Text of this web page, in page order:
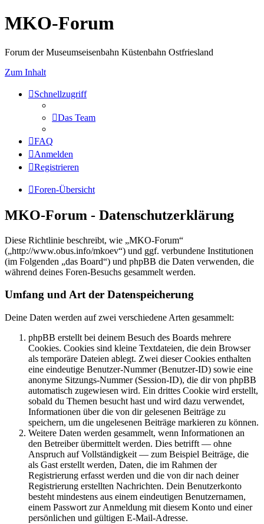
MKO-Forum
Forum der Museumseisenbahn Küstenbahn Ostfriesland
Zum Inhalt
Schnellzugriff
Das Team
FAQ
Anmelden
Registrieren
Foren-Übersicht
MKO-Forum - Datenschutzerklärung
Diese Richtlinie beschreibt, wie „MKO-Forum“
(„http://www.obus.info/mkoev“) und ggf. verbundene Institutionen
(im Folgenden „das Board“) und phpBB die Daten verwenden, die
während deines Foren-Besuchs gesammelt werden.
Umfang und Art der Datenspeicherung
Deine Daten werden auf zwei verschiedene Arten gesammelt:
phpBB erstellt bei deinem Besuch des Boards mehrere
Cookies. Cookies sind kleine Textdateien, die dein Browser
als temporäre Dateien ablegt. Zwei dieser Cookies enthalten
eine eindeutige Benutzer-Nummer (Benutzer-ID) sowie eine
anonyme Sitzungs-Nummer (Session-ID), die dir von phpBB
automatisch zugewiesen wird. Ein drittes Cookie wird erstellt,
sobald du Themen besucht hast und wird dazu verwendet,
Informationen über die von dir gelesenen Beiträge zu
speichern, um die ungelesenen Beiträge markieren zu können.
Weitere Daten werden gesammelt, wenn Informationen an
den Betreiber übermittelt werden. Dies betrifft — ohne
Anspruch auf Vollständigkeit — zum Beispiel Beiträge, die
als Gast erstellt werden, Daten, die im Rahmen der
Registrierung erfasst werden und die von dir nach deiner
Registrierung erstellten Nachrichten. Dein Benutzerkonto
besteht mindestens aus einem eindeutigen Benutzernamen,
einem Passwort zur Anmeldung mit diesem Konto und einer
persönlichen und gültigen E-Mail-Adresse.